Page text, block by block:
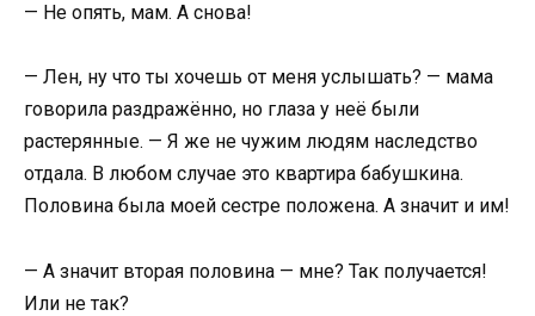
— Не опять, мам. А снова!
— Лен, ну что ты хочешь от меня услышать? — мама
говорила раздражённо, но глаза у неё были
растерянные. — Я же не чужим людям наследство
отдала. В любом случае это квартира бабушкина.
Половина была моей сестре положена. А значит и им!
— А значит вторая половина — мне? Так получается!
Или не так?